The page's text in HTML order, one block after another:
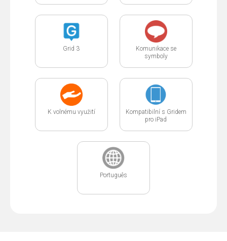
Grid 3
Komunikace se
symboly
K volnému využití
Kompatibilní s Gridem
pro iPad
Português